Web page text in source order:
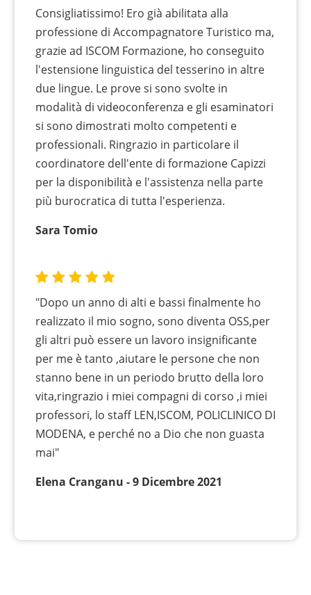
Consigliatissimo! Ero già abilitata alla
professione di Accompagnatore Turistico ma,
grazie ad ISCOM Formazione, ho conseguito
l'estensione linguistica del tesserino in altre
due lingue. Le prove si sono svolte in
modalità di videoconferenza e gli esaminatori
si sono dimostrati molto competenti e
professionali. Ringrazio in particolare il
coordinatore dell'ente di formazione Capizzi
per la disponibilità e l'assistenza nella parte
più burocratica di tutta l'esperienza.
Sara Tomio
"Dopo un anno di alti e bassi finalmente ho
realizzato il mio sogno, sono diventa OSS,per
gli altri può essere un lavoro insignificante
per me è tanto ,aiutare le persone che non
stanno bene in un periodo brutto della loro
vita,ringrazio i miei compagni di corso ,i miei
professori, lo staff LEN,ISCOM, POLICLINICO DI
MODENA, e perché no a Dio che non guasta
mai"
Elena Cranganu - 9 Dicembre 2021